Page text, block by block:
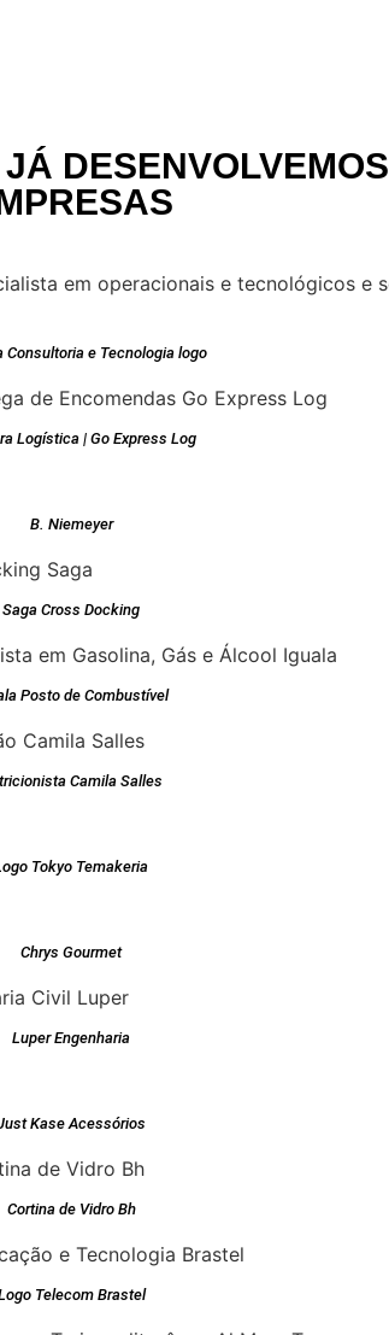
Consultoria e Tecnologia logo
Logística | Go Express Log
B. Niemeyer
Saga Cross Docking
Posto de Combustível
Camila Salles
Tokyo Temakeria
Chrys Gourmet
Luper Engenharia
Kase Acessórios
Cortina de Vidro Bh
Telecom Brastel